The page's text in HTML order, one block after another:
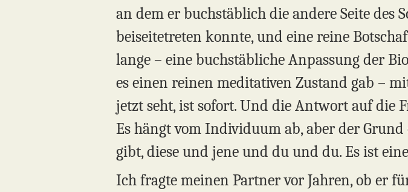
an dem er buchstäblich die andere Seite des
beiseitetreten konnte, und eine reine
lange – eine buchstäbliche Anpassung der
es einen reinen meditativen Zustand gab –
jetzt seht, ist sofort. Und die Antwort auf die
Es hängt vom Individuum ab, aber der
gibt, diese und jene und du und du. Es ist
Ich fragte meinen Partner vor Jahren, ob er